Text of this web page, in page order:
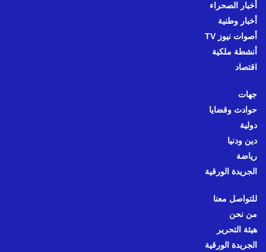
أخبار الصحراء
أخبار وطنية
أصوات نيوز TV
أنشطة ملكية
اقتصاد
جهات
حوادث وقضايا
دولية
دين ودنيا
رياضة
الجريدة الورقية
للتواصل معنا
من نحن
هيئة التحرير
الجريدة الورقية